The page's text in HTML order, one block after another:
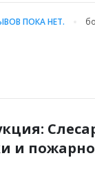
ПОКА НЕТ.
и